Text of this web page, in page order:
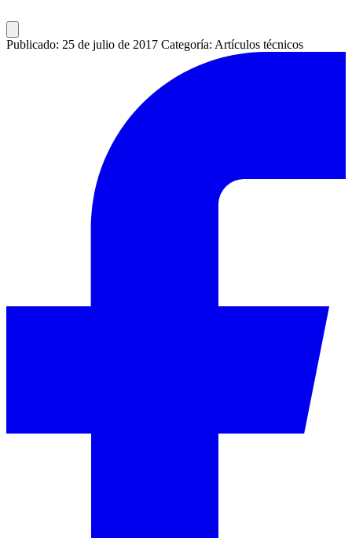
Publicado: 25 de julio de 2017 Categoría: Artículos técnicos